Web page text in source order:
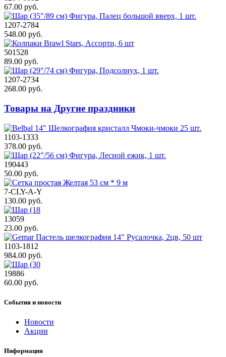
67.00 руб.
1207-2784
548.00 руб.
501528
89.00 руб.
1207-2734
268.00 руб.
Товары на Другие праздники
1103-1333
378.00 руб.
190443
50.00 руб.
7-CLY-A-Y
130.00 руб.
13059
23.00 руб.
1103-1812
984.00 руб.
19886
60.00 руб.
События и новости
Новости
Акции
Информация